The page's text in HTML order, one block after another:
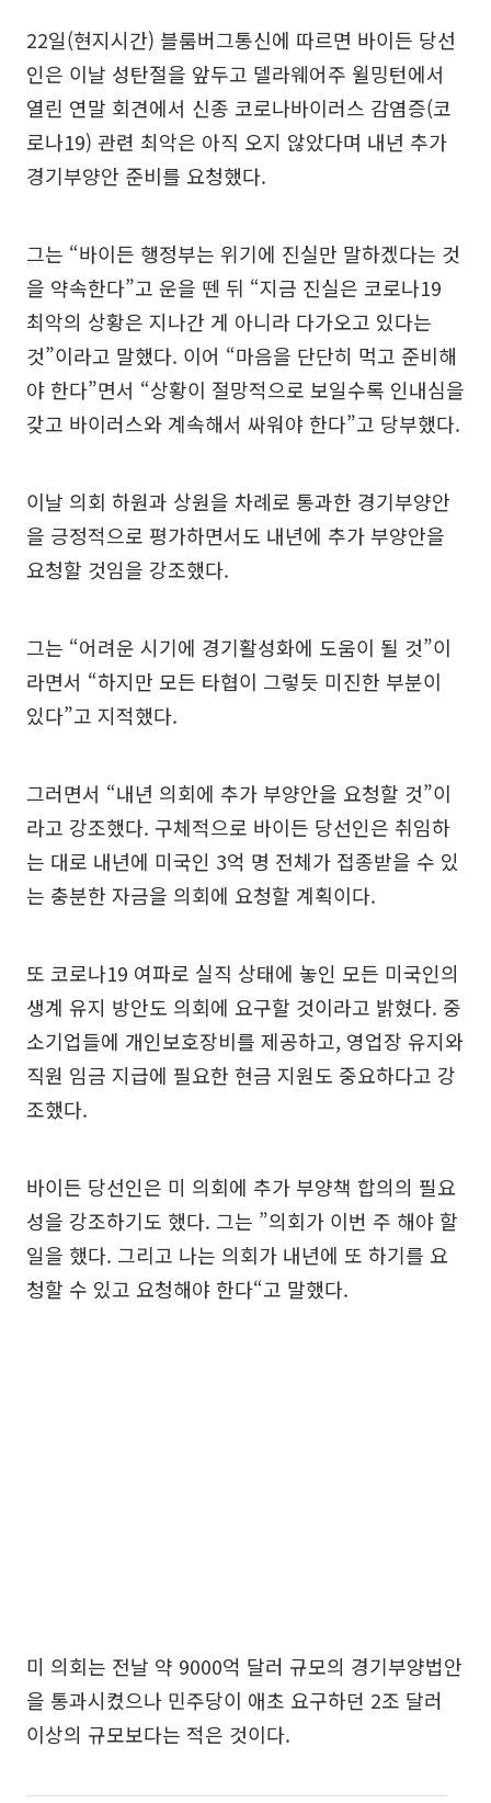
22일(현지시간) 블룸버그통신에 따르면 바이든 당선
인은 이날 성탄절을 앞두고 델라웨어주 윌밍턴에서
열린 연말 회견에서 신종 코로나바이러스 감염증(코
로나19) 관련 최악은 아직 오지 않았다며 내년 추가
경기부양안 준비를 요청했다.
그는 “바이든 행정부는 위기에 진실만 말하겠다는 것
을 약속한다”고 운을 뗀 뒤 “지금 진실은 코로나19
최악의 상황은 지나간 게 아니라 다가오고 있다는
것”이라고 말했다. 이어 “마음을 단단히 먹고 준비해
야 한다”면서 “상황이 절망적으로 보일수록 인내심을
갖고 바이러스와 계속해서 싸워야 한다”고 당부했다.
이날 의회 하원과 상원을 차례로 통과한 경기부양안
을 긍정적으로 평가하면서도 내년에 추가 부양안을
요청할 것임을 강조했다.
그는 “어려운 시기에 경기활성화에 도움이 될 것”이
라면서 “하지만 모든 타협이 그렇듯 미진한 부분이
있다”고 지적했다.
그러면서 “내년 의회에 추가 부양안을 요청할 것”이
라고 강조했다. 구체적으로 바이든 당선인은 취임하
는 대로 내년에 미국인 3억 명 전체가 접종받을 수 있
는 충분한 자금을 의회에 요청할 계획이다.
또 코로나19 여파로 실직 상태에 놓인 모든 미국인의
생계 유지 방안도 의회에 요구할 것이라고 밝혔다. 중
소기업들에 개인보호장비를 제공하고, 영업장 유지와
직원 임금 지급에 필요한 현금 지원도 중요하다고 강
조했다.
바이든 당선인은 미 의회에 추가 부양책 합의의 필요
성을 강조하기도 했다. 그는 ”의회가 이번 주 해야 할
일을 했다. 그리고 나는 의회가 내년에 또 하기를 요
청할 수 있고 요청해야 한다“고 말했다.
미 의회는 전날 약 9000억 달러 규모의 경기부양법안
을 통과시켰으나 민주당이 애초 요구하던 2조 달러
이상의 규모보다는 적은 것이다.